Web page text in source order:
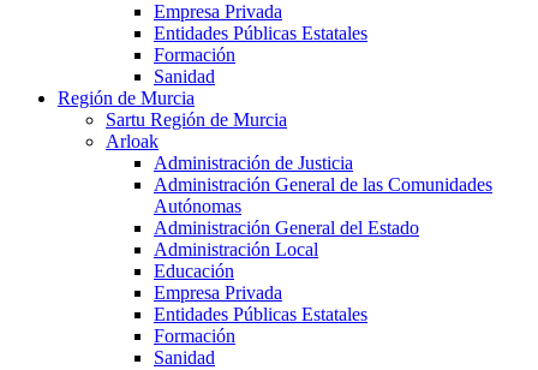
Empresa Privada
Entidades Públicas Estatales
Formación
Sanidad
Región de Murcia
Sartu Región de Murcia
Arloak
Administración de Justicia
Administración General de las Comunidades
Autónomas
Administración General del Estado
Administración Local
Educación
Empresa Privada
Entidades Públicas Estatales
Formación
Sanidad